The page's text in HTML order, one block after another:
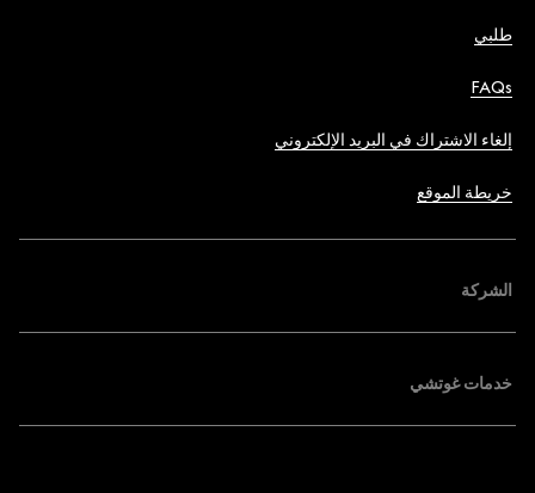
طلبي
FAQs
إلغاء الاشتراك في البريد الإلكتروني
خريطة الموقع
الشركة
خدمات غوتشي